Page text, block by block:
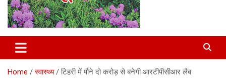
Pahadvasi
Home स्वास्थ्य टिहरी में पौने दो करोड़ से बनेगी आरटीपीसीआर लैब